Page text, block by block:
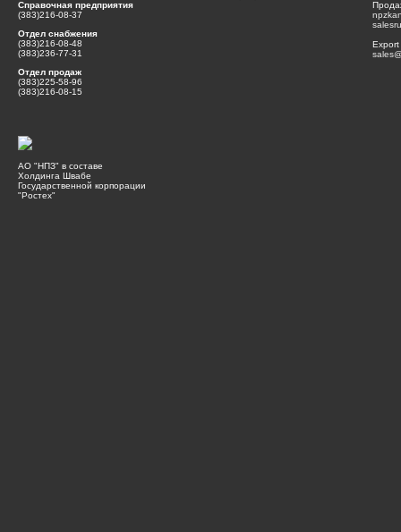
Справочная предприятия
(383)216-08-37
Отдел снабжения
(383)216-08-48
(383)236-77-31
Отдел продаж
(383)225-58-96
(383)216-08-15
АО "НПЗ" в составе
Холдинга Швабе
Государственной корпорации
"Ростех"